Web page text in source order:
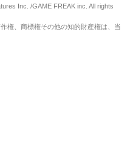
Inc. /GAME FREAK inc. All rights
権、商標権その他の知的財産権は、当